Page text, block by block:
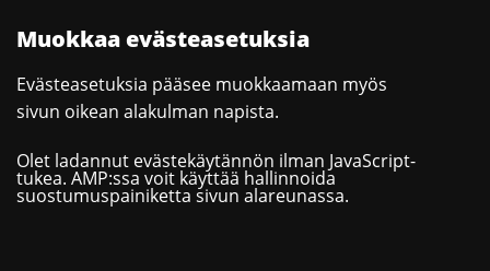
Muokkaa evästeasetuksia
Evästeasetuksia pääsee muokkaamaan myös
sivun oikean alakulman napista.
Olet ladannut evästekäytännön ilman JavaScript-
tukea. AMP:ssa voit käyttää hallinnoida
suostumuspainiketta sivun alareunassa.